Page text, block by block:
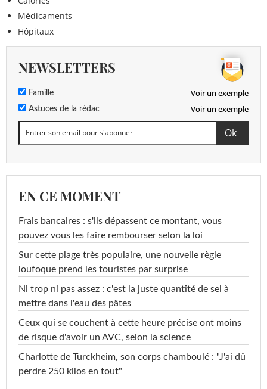
Médicaments
Hôpitaux
NEWSLETTERS
Famille Voir un exemple
Astuces de la rédac Voir un exemple
EN CE MOMENT
Frais bancaires : s'ils dépassent ce montant, vous
pouvez vous les faire rembourser selon la loi
Sur cette plage très populaire, une nouvelle règle
loufoque prend les touristes par surprise
Ni trop ni pas assez : c'est la juste quantité de sel à
mettre dans l'eau des pâtes
Ceux qui se couchent à cette heure précise ont moins
de risque d'avoir un AVC, selon la science
Charlotte de Turckheim, son corps chamboulé : "J'ai dû
perdre 250 kilos en tout"